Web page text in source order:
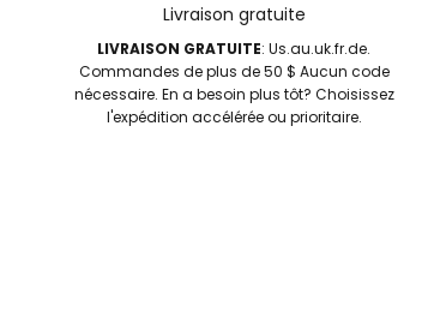
Livraison gratuite
LIVRAISON GRATUITE: Us.au.uk.fr.de.
Commandes de plus de 50 $ Aucun code
nécessaire. En a besoin plus tôt? Choisissez
l'expédition accélérée ou prioritaire.